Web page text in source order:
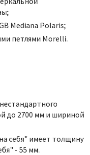
Mediana Polaris;
петлями Morelli.
до 2700 мм и шириной
себя" имеет толщину
- 55 мм.